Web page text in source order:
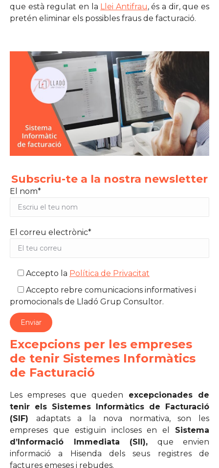
que està regulat en la Llei Antifrau, és a dir, que es
pretén eliminar els possibles fraus de facturació.
Subscriu-te a la nostra newsletter
El nom*
El correu electrònic*
Accepto la Política de Privacitat
Accepto rebre comunicacions informatives i
promocionals de Lladó Grup Consultor.
Excepcions per les empreses
de tenir Sistemes Informàtics
de Facturació
Les empreses que queden excepcionades de
tenir els Sistemes Informàtics de Facturació
(SIF) adaptats a la nova normativa, son les
empreses que estiguin incloses en el Sistema
d’Informació Immediata (SII), que envien
informació a Hisenda dels seus registres de
factures emeses i rebudes.